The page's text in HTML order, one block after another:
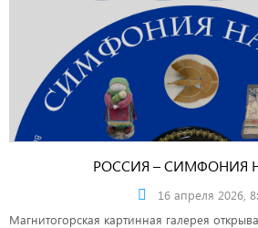
РОССИЯ – СИМФОНИЯ
16 апреля 2026,
Магнитогорская картинная галерея